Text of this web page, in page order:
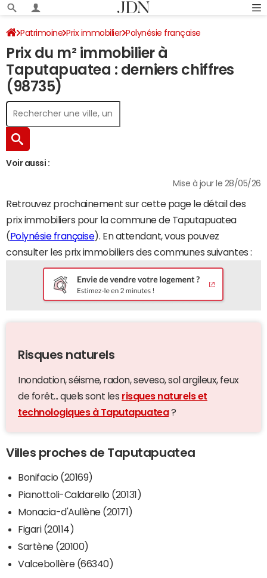
Patrimoine Prix immobilier Polynésie française
Taputapuatea
Prix du m² immobilier à
Taputapuatea : derniers chiffres
(98735)
Voir aussi :
Mise à jour le 28/05/26
Retrouvez prochainement sur cette page le détail des
prix immobiliers pour la commune de Taputapuatea
(Polynésie française). En attendant, vous pouvez
consulter les prix immobiliers des communes suivantes :
Risques naturels
Inondation, séisme, radon, seveso, sol argileux, feux
de forêt... quels sont les risques naturels et
technologiques à Taputapuatea?
Villes proches de Taputapuatea
Bonifacio (20169)
Pianottoli-Caldarello (20131)
Monacia-d'Aullène (20171)
Figari (20114)
Sartène (20100)
Valcebollère (66340)